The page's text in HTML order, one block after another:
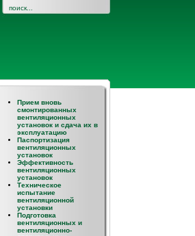
Прием вновь
смонтированных
вентиляционных
установок и сдача их в
эксплуатацию
Паспортизация
вентиляционных
установок
Эффективность
вентиляционных
установок
Техническое
испытание
вентиляционной
установки
Подготовка
вентиляционных и
вентиляционно-